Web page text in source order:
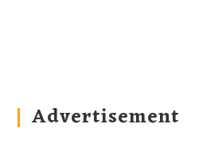
Advertisement